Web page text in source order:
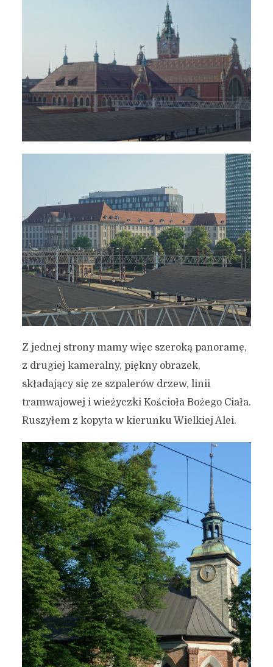
Z jednej strony mamy więc szeroką panoramę,
z drugiej kameralny, piękny obrazek,
składający się ze szpalerów drzew, linii
tramwajowej i wieżyczki Kościoła Bożego Ciała.
Ruszyłem z kopyta w kierunku Wielkiej Alei.